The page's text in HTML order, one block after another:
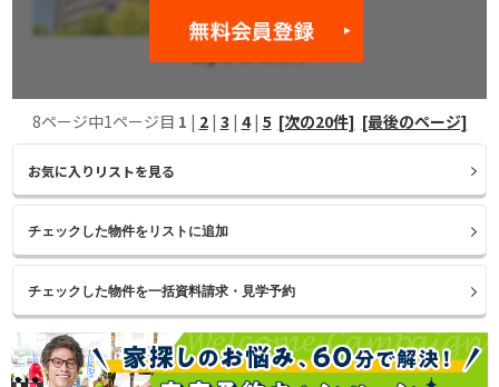
8ページ中1ページ目 1 | 2| 3 | 4| 5 [次の20件] [最後のページ]
お気に入りリストを見る